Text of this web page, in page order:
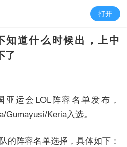
打开
知道什么时候出，上中
了
亚运会LOL阵容名单发布，
Gumayusi/Keria入选。
的阵容名单选择，具体如下：